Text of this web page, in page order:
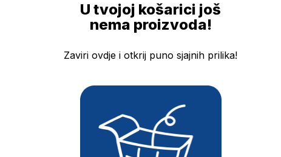
U tvojoj košarici još
nema proizvoda!
Zaviri ovdje i otkrij puno sjajnih prilika!